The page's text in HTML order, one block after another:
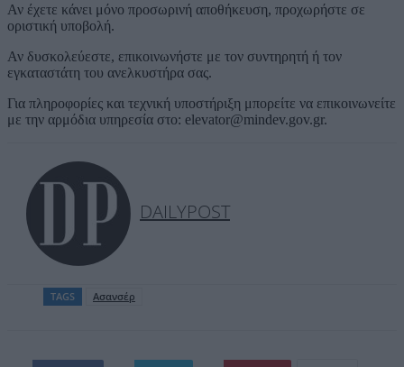
Αν έχετε κάνει μόνο προσωρινή αποθήκευση, προχωρήστε σε
οριστική υποβολή.
Αν δυσκολεύεστε, επικοινωνήστε με τον συντηρητή ή τον
εγκαταστάτη του ανελκυστήρα σας.
Για πληροφορίες και τεχνική υποστήριξη μπορείτε να επικοινωνείτε
με την αρμόδια υπηρεσία στο: elevator@mindev.gov.gr.
DAILYPOST
TAGS Ασανσέρ